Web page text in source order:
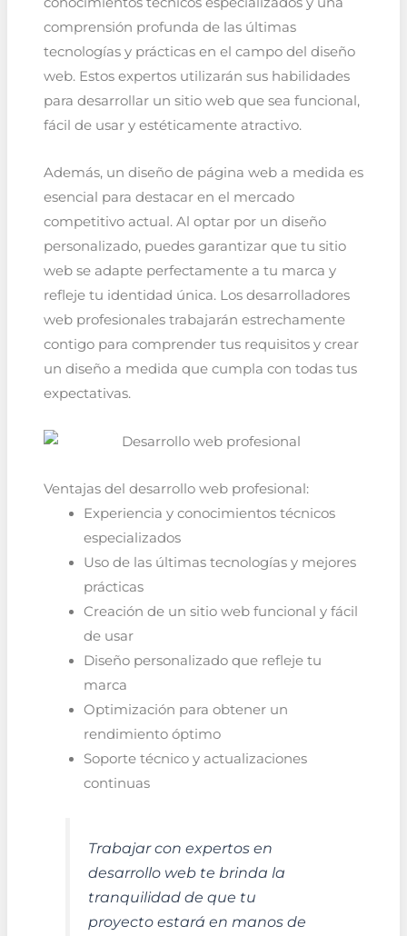
comprensión profunda de las últimas
tecnologías y prácticas en el campo del diseño
web. Estos expertos utilizarán sus habilidades
para desarrollar un sitio web que sea funcional,
fácil de usar y estéticamente atractivo.
Además, un diseño de página web a medida es
esencial para destacar en el mercado
competitivo actual. Al optar por un diseño
personalizado, puedes garantizar que tu sitio
web se adapte perfectamente a tu marca y
refleje tu identidad única. Los desarrolladores
web profesionales trabajarán estrechamente
contigo para comprender tus requisitos y crear
un diseño a medida que cumpla con todas tus
expectativas.
Ventajas del desarrollo web profesional:
Experiencia y conocimientos técnicos
especializados
Uso de las últimas tecnologías y mejores
prácticas
Creación de un sitio web funcional y fácil
de usar
Diseño personalizado que refleje tu
marca
Optimización para obtener un
rendimiento óptimo
Soporte técnico y actualizaciones
continuas
Trabajar con expertos en
desarrollo web te brinda la
tranquilidad de que tu
proyecto estará en manos de